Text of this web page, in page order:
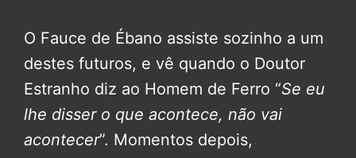
O Fauce de Ébano assiste sozinho a um
destes futuros, e vê quando o Doutor
Estranho diz ao Homem de Ferro “Se eu
lhe disser o que acontece, não vai
acontecer”. Momentos depois,